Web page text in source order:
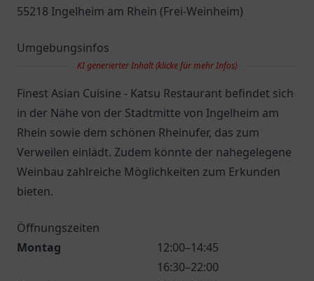
55218 Ingelheim am Rhein (Frei-Weinheim)
Umgebungsinfos
KI generierter Inhalt (klicke für mehr Infos)
Finest Asian Cuisine - Katsu Restaurant befindet sich
in der Nähe von der Stadtmitte von Ingelheim am
Rhein sowie dem schönen Rheinufer, das zum
Verweilen einlädt. Zudem könnte der nahegelegene
Weinbau zahlreiche Möglichkeiten zum Erkunden
bieten.
Öffnungszeiten
Montag
12:00–14:45
16:30–22:00